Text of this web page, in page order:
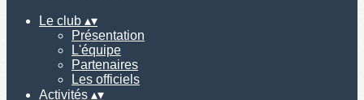
Le club ▴▾
Présentation
L'équipe
Partenaires
Les officiels
Activités ▴▾